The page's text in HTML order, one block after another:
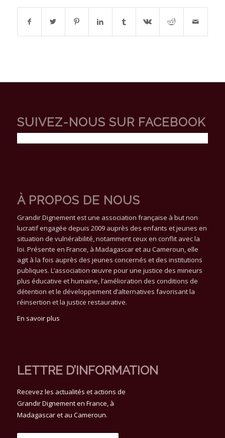
SUIVEZ-NOUS SUR FACEBOOK
À PROPOS DE NOUS
Grandir Dignement est une association française à but non
lucratif engagée depuis 2009 auprès des enfants et jeunes en
situation de vulnérabilité, notamment ceux en conflit avec la
loi. Présente en France, à Madagascar et au Cameroun, elle
agit à la fois auprès des jeunes concernés et des institutions
publiques. L’association œuvre pour une justice des mineurs
plus éducative et humaine, l’amélioration des conditions de
détention et le développement d’alternatives favorisant la
réinsertion et la justice restaurative.
En savoir plus
LETTRE D’INFORMATION
Recevez les actualités et actions de
Grandir Dignement en France, à
Madagascar et au Cameroun.